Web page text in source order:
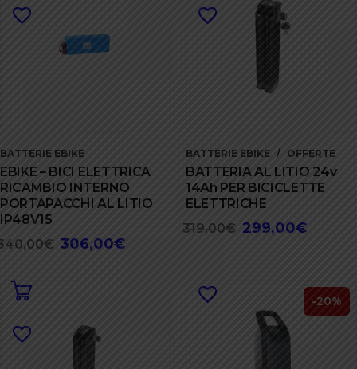
BATTERIE EBIKE
EBIKE – BICI ELETTRICA
RICAMBIO INTERNO
PORTAPACCHI AL LITIO
IP48V15
€ Il
306,00€
BATTERIE EBIKE OFFERTE
BATTERIA AL LITIO 24v
14Ah PER BICICLETTE
ELETTRICHE
319,00€ Il
299,00€Il
è:
-20%